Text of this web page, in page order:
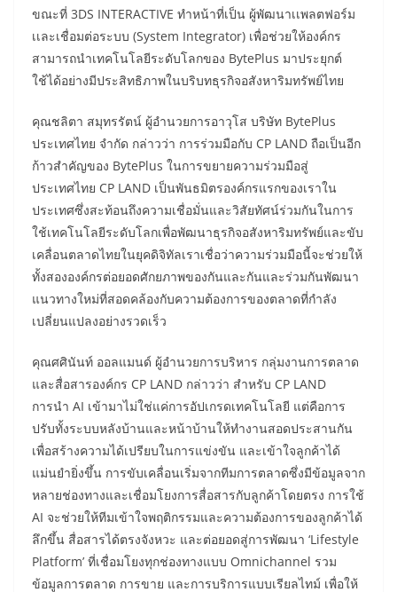
ขณะที่ 3DS INTERACTIVE ทำหน้าที่เป็น ผู้พัฒนาเเพลตฟอร์ม
เเละเชื่อมต่อระบบ (System Integrator) เพื่อช่วยให้องค์กร
สามารถนำเทคโนโลยีระดับโลกของ BytePlus มาประยุกต์
ใช้ได้อย่างมีประสิทธิภาพในบริบทธุรกิจอสังหาริมทรัพย์ไทย
คุณชลิตา สมุทรรัตน์ ผู้อำนวยการอาวุโส บริษัท BytePlus
ประเทศไทย จำกัด กล่าวว่า การร่วมมือกับ CP LAND ถือเป็นอีก
ก้าวสำคัญของ BytePlus ในการขยายความร่วมมือสู่
ประเทศไทย CP LAND เป็นพันธมิตรองค์กรแรกของเราใน
ประเทศซึ่งสะท้อนถึงความเชื่อมั่นและวิสัยทัศน์ร่วมกันในการ
ใช้เทคโนโลยีระดับโลกเพื่อพัฒนาธุรกิจอสังหาริมทรัพย์และขับ
เคลื่อนตลาดไทยในยุคดิจิทัลเราเชื่อว่าความร่วมมือนี้จะช่วยให้
ทั้งสององค์กรต่อยอดศักยภาพของกันและกันและร่วมกันพัฒนา
แนวทางใหม่ที่สอดคล้องกับความต้องการของตลาดที่กำลัง
เปลี่ยนแปลงอย่างรวดเร็ว
คุณศศินันท์ ออลแมนด์ ผู้อำนวยการบริหาร กลุ่มงานการตลาด
และสื่อสารองค์กร CP LAND กล่าวว่า สำหรับ CP LAND
การนำ AI เข้ามาไม่ใช่แค่การอัปเกรดเทคโนโลยี แต่คือการ
ปรับทั้งระบบหลังบ้านและหน้าบ้านให้ทำงานสอดประสานกัน
เพื่อสร้างความได้เปรียบในการแข่งขัน และเข้าใจลูกค้าได้
แม่นยำยิ่งขึ้น การขับเคลื่อนเริ่มจากทีมการตลาดซึ่งมีข้อมูลจาก
หลายช่องทางและเชื่อมโยงการสื่อสารกับลูกค้าโดยตรง การใช้
AI จะช่วยให้ทีมเข้าใจพฤติกรรมและความต้องการของลูกค้าได้
ลึกขึ้น สื่อสารได้ตรงจังหวะ และต่อยอดสู่การพัฒนา ‘Lifestyle
Platform’ ที่เชื่อมโยงทุกช่องทางแบบ Omnichannel รวม
ข้อมูลการตลาด การขาย และการบริการแบบเรียลไทม์ เพื่อให้